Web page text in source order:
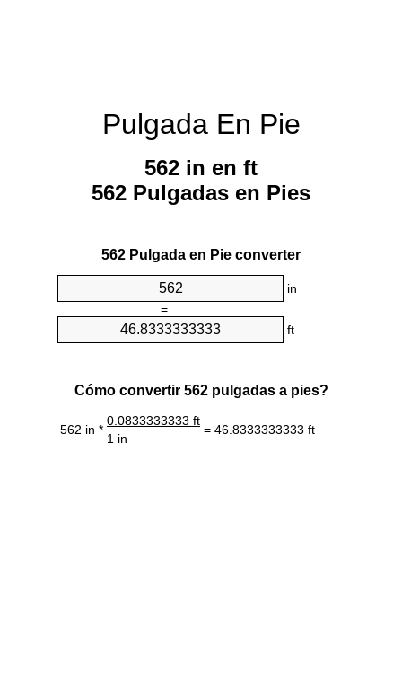
Pulgada En Pie
562 in en ft
562 Pulgadas en Pies
562 Pulgada en Pie converter
in
=
ft
Cómo convertir 562 pulgadas a pies?
562 in *
0.0833333333 ft
= 46.8333333333 ft
1 in